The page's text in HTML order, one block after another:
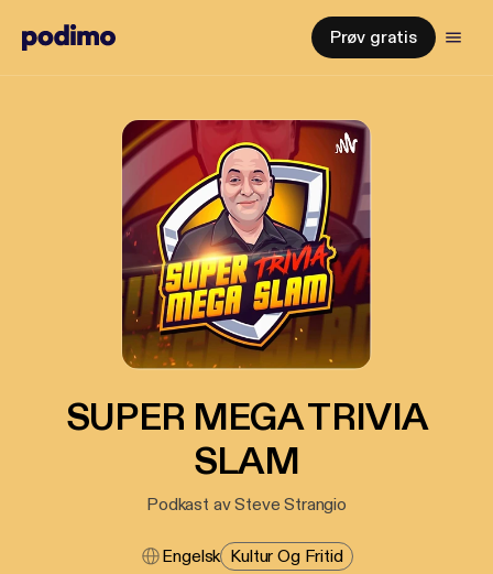
Prøv gratis
SUPER MEGA TRIVIA
SLAM
Podkast av Steve Strangio
Engelsk Kultur Og Fritid